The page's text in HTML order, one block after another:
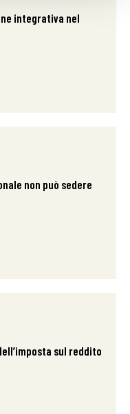
integrativa nel
non può sedere
sul reddito